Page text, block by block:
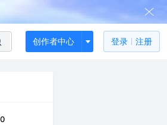
创作者中心 登录 注册